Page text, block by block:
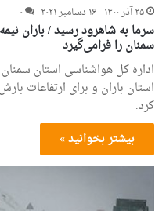
۲۵ آذر ۱۴۰۰ - ۱۶ دسامبر ۲۰۲۱
۰
سرما به شاهرود رسید / باران
سمنان را فرامی‌گیرد
اداره کل هواشناسی استان سمنان
استان باران و برای ارتفاعات
کرد.
بیشتر بخوانید »